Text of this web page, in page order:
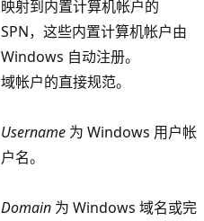
映射到内置计算机帐户的
SPN，这些内置计算机帐户由
Windows 自动注册。
域帐户的直接规范。
Username 为 Windows 用户帐
户名。
Domain 为 Windows 域名或完